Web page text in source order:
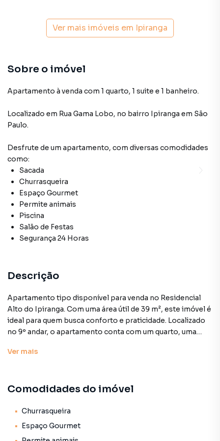
Ver mais imóveis em Ipiranga
Sobre o imóvel
Apartamento à venda com 1 quarto, 1 suite e 1 banheiro.
Localizado em Rua Gama Lobo, no bairro Ipiranga em São
Paulo.
Desfrute de um apartamento, com diversas comodidades
como:
Sacada
Churrasqueira
Espaço Gourmet
Permite animais
Piscina
Salão de Festas
Segurança 24 Horas
Descrição
Apartamento tipo disponível para venda no Residencial
Alto do Ipiranga. Com uma área útil de 39 m², este imóvel é
ideal para quem busca conforto e praticidade. Localizado
no 9º andar, o apartamento conta com um quarto, uma
serviço, portaria 24 horas e segurança. Os moradores
salão de festas, churrasqueira e um espaço gourmet.
Ver mais
Comodidades do imóvel
Churrasqueira
Espaço Gourmet